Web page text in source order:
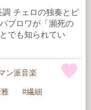
チェロの独奏とピ
ブロワが「瀕死の
でも知られてい
ン派音楽
繊細